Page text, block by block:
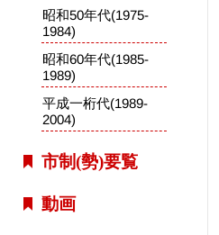
昭和50年代(1975-
1984)
昭和60年代(1985-
1989)
平成一桁代(1989-
2004)
市制(勢)要覧
動画